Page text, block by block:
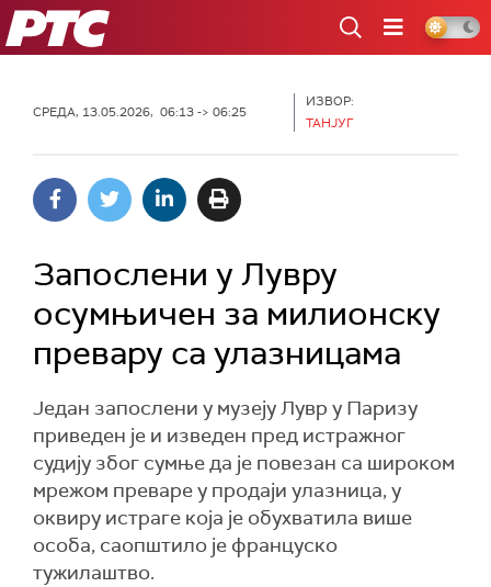
РТС
СРЕДА, 13.05.2026, 06:13 -> 06:25
ИЗВОР:
ТАНЈУГ
Запослени у Лувру
осумњичен за милионску
превару са улазницама
Један запослени у музеју Лувр у Паризу
приведен је и изведен пред истражног
судију због сумње да је повезан са широком
мрежом преваре у продаји улазница, у
оквиру истраге која је обухватила више
особа, саопштило је француско
тужилаштво.